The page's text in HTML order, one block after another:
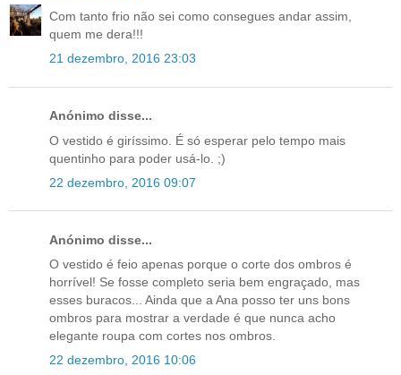
Com tanto frio não sei como consegues andar assim,
quem me dera!!!
21 dezembro, 2016 23:03
Anónimo disse...
O vestido é giríssimo. É só esperar pelo tempo mais
quentinho para poder usá-lo. ;)
22 dezembro, 2016 09:07
Anónimo disse...
O vestido é feio apenas porque o corte dos ombros é
horrível! Se fosse completo seria bem engraçado, mas
esses buracos... Ainda que a Ana posso ter uns bons
ombros para mostrar a verdade é que nunca acho
elegante roupa com cortes nos ombros.
22 dezembro, 2016 10:06